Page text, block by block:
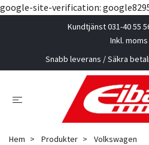
google-site-verification:
Kundtjänst 031-40 55
Inkl. moms
Snabb leverans / Säkra
Hem Produkter
Volkswagen